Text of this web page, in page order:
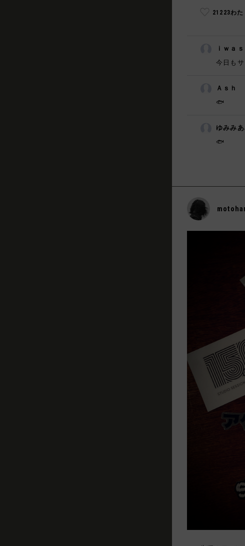
21223わた
ｉｗａｓ
今日も
Ａｓｈ
🐟
ゆみみ
🐟